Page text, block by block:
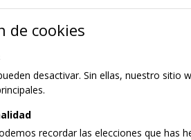
de cookies
desactivar. Sin ellas, nuestro
recordar las elecciones que has